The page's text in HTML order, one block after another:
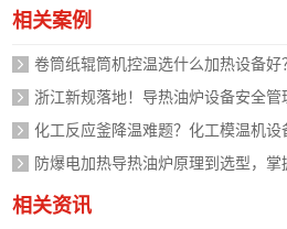
相关案例
卷筒纸辊筒机控温选什么加热设备好
化工反应釜降温难题？化工模温机设
防爆电加热导热油炉原理到选型，
相关资讯